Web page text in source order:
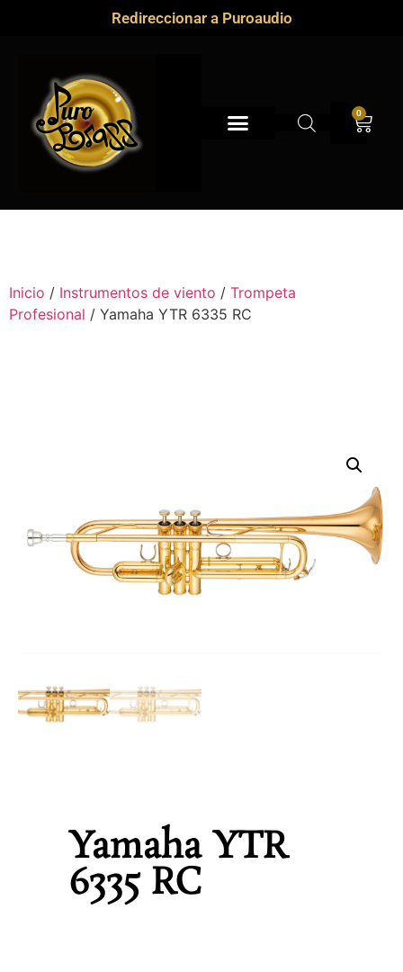
Redireccionar a Puroaudio
0
Inicio / Instrumentos de viento / Trompeta
Profesional / Yamaha YTR 6335 RC
Yamaha YTR
6335 RC